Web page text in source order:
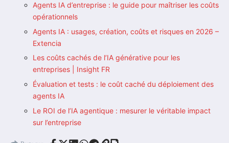
Agents IA d’entreprise : le guide pour maîtriser les coûts
opérationnels
Agents IA : usages, création, coûts et risques en 2026 –
Extencia
Les coûts cachés de l’IA générative pour les
entreprises | Insight FR
Évaluation et tests : le coût caché du déploiement des
agents IA
Le ROI de l’IA agentique : mesurer le véritable impact
sur l’entreprise